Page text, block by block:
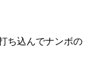
ち込んでナンボの